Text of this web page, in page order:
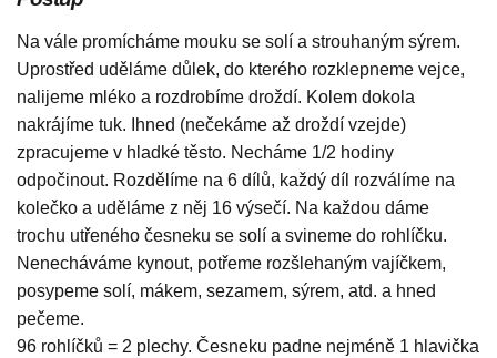
Na vále promícháme mouku se solí a strouhaným sýrem.
Uprostřed uděláme důlek, do kterého rozklepneme vejce,
nalijeme mléko a rozdrobíme droždí. Kolem dokola
nakrájíme tuk. Ihned (nečekáme až droždí vzejde)
zpracujeme v hladké těsto. Necháme 1/2 hodiny
odpočinout. Rozdělíme na 6 dílů, každý díl rozválíme na
kolečko a uděláme z něj 16 výsečí. Na každou dáme
trochu utřeného česneku se solí a svineme do rohlíčku.
Nenecháváme kynout, potřeme rozšlehaným vajíčkem,
posypeme solí, mákem, sezamem, sýrem, atd. a hned
pečeme.
96 rohlíčků = 2 plechy. Česneku padne nejméně 1 hlavička